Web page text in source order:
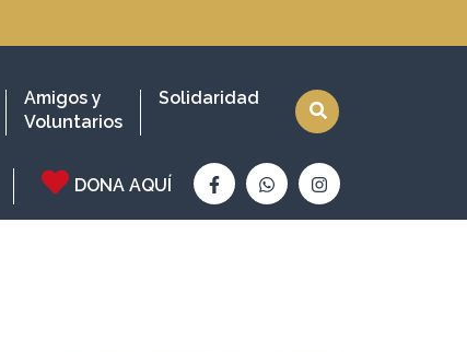
DONA AQUÍ
Amigos y
Voluntarios
Solidaridad